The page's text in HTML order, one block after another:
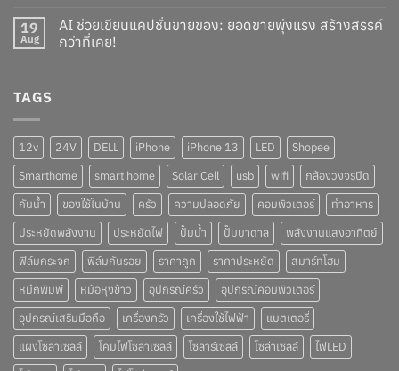
19
Aug
AI ช่วยเขียนแคปชั่นขายของ: ยอดขายพุ่งแรง สร้างสรรค์
กว่าที่เคย!
TAGS
12v 24V DELL iPhone iPhone 13 LED
Shopee
Smarthome
smart home Solar Cell usb wifi
กล้องวงจรปิด
กันน้ำ
ของใช้ในบ้าน ครัว ความปลอดภัย คอมพิวเตอร์
ทำอาหาร
ประหยัดพลังงาน
ประหยัดไฟ ปั๊มน้ำ ปั๊มบาดาล
พลังงานแสงอาทิตย์
ฟิล์มกระจก
ฟิล์มกันรอย ราคาถูก ราคาประหยัด
สมาร์ทโฮม
หมึกพิมพ์
หม้อหุงข้าว อุปกรณ์ครัว
อุปกรณ์คอมพิวเตอร์
อุปกรณ์เสริมมือถือ
เครื่องครัว เครื่องใช้ไฟฟ้า
แบตเตอรี่
แผงโซล่าเซลล์
โคมไฟโซล่าเซลล์ โซลาร์เซลล์ โซล่าเซลล์
ไฟLED